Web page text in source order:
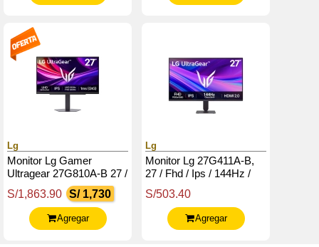
Lg
Monitor Lg Gamer
Ultragear 27G810A-B 27 /
4K Uhd / Ips / 180Hz /
Hdmix2 / Dp / Usb /
Salida_Auriculares
S/1,863.90 S/ 1,730
Agregar
Lg
Monitor Lg 27G411A-B,
27 / Fhd / Ips / 144Hz /
Headphones-Out (3-
Polos, Solo Sonido)
S/503.40
Agregar